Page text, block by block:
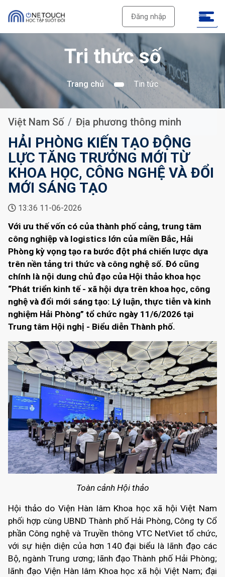
Đăng nhập
Tri thức số
Trang chủ Tin tức
Việt Nam Số Địa phương thông minh
HẢI PHÒNG KIẾN TẠO ĐỘNG
LỰC TĂNG TRƯỞNG MỚI TỪ
KHOA HỌC, CÔNG NGHỆ VÀ ĐỔI
MỚI SÁNG TẠO
13:36 11-06-2026
Với ưu thế vốn có của thành phố cảng, trung tâm
công nghiệp và logistics lớn của miền Bắc, Hải
Phòng kỳ vọng tạo ra bước đột phá chiến lược dựa
trên nền tảng tri thức và công nghệ số. Đó cũng
chính là nội dung chủ đạo của Hội thảo khoa học
“Phát triển kinh tế - xã hội dựa trên khoa học, công
nghệ và đổi mới sáng tạo: Lý luận, thực tiễn và kinh
nghiệm Hải Phòng” tổ chức ngày 11/6/2026 tại
Trung tâm Hội nghị - Biểu diễn Thành phố.
Toàn cảnh Hội thảo
Hội thảo do Viện Hàn lâm Khoa học xã hội Việt Nam
phối hợp cùng UBND Thành phố Hải Phòng, Công ty Cổ
phần Công nghệ và Truyền thông VTC NetViet tổ chức,
với sự hiện diện của hơn 140 đại biểu là lãnh đạo các
Bộ, ngành Trung ương; lãnh đạo Thành phố Hải Phòng;
lãnh đạo Viện Hàn lâm Khoa học xã hội Việt Nam; đại